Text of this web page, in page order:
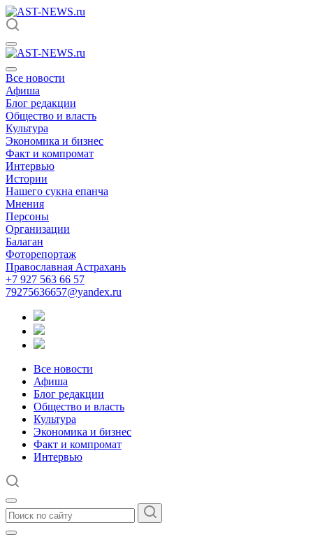
Все новости
Афиша
Блог редакции
Общество и власть
Культура
Экономика и бизнес
Факт и компромат
Интервью
Истории
Нашего сукна епанча
Мнения
Персоны
Организации
Балаган
Фоторепортаж
Православная Астрахань
+7 927 563 66 57
79275636657@yandex.ru
Все новости
Афиша
Блог редакции
Общество и власть
Культура
Экономика и бизнес
Факт и компромат
Интервью